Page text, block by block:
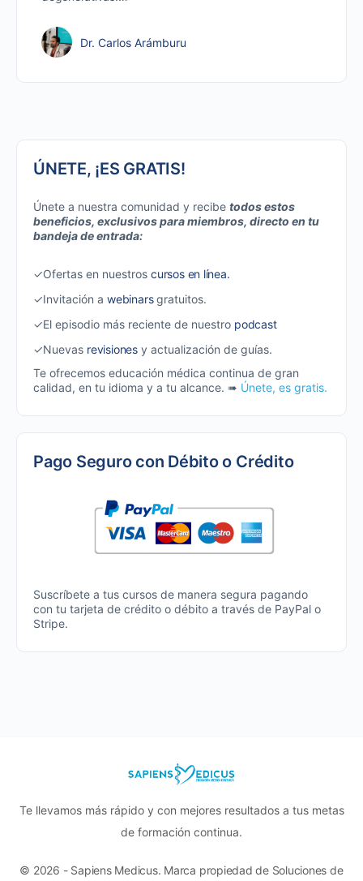
Dr. Carlos Arámburu
ÚNETE, ¡ES GRATIS!
Únete a nuestra comunidad y recibe todos estos
beneficios, exclusivos para miembros, directo en tu
bandeja de entrada:
✓Ofertas en nuestros cursos en línea.
✓Invitación a webinarsgratuitos.
✓El episodio más reciente de nuestro podcast
✓Nuevas revisionesy actualización de guías.
Te ofrecemos educación médica continua de gran
calidad, en tu idioma y a tu alcance. ➠ Únete, es gratis.
Pago Seguro con Débito o Crédito
Suscríbete a tus cursos de manera segura pagando
con tu tarjeta de crédito o débito a través de PayPal o
Stripe.
Te llevamos más rápido y con mejores resultados a tus metas
de formación continua.
© 2026 - Sapiens Medicus. Marca propiedad de Soluciones de